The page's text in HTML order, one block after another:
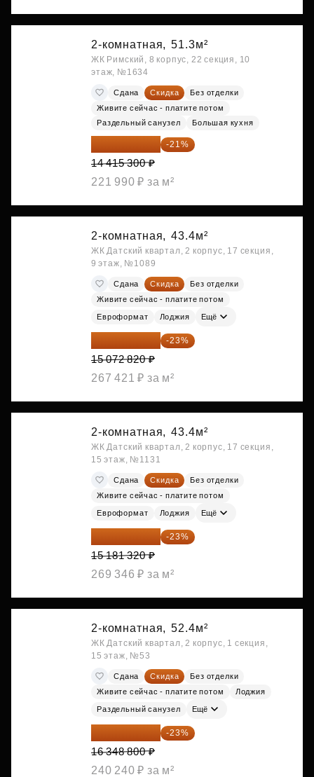
2-комнатная, 51.3м²
ЖК Римский, 8 корпус, 22 секция, 10
этаж, №1634
Сдана Скидка
Без отделки
Живите сейчас - платите потом
Раздельный санузел
Большая кухня
11 388 087 ₽ -21%
14 415 300 ₽
221 990 ₽ за м²
2-комнатная, 43.4м²
ЖК Датский квартал, 2 корпус, 17 секция,
9 этаж, №1089
Сдана Скидка
Без отделки
Живите сейчас - платите потом
Евроформат Лоджия Ещё
11 606 071 ₽ -23%
15 072 820 ₽
267 421 ₽ за м²
2-комнатная, 43.4м²
ЖК Датский квартал, 2 корпус, 17 секция,
15 этаж, №1131
Сдана Скидка
Без отделки
Живите сейчас - платите потом
Евроформат Лоджия Ещё
11 689 616 ₽ -23%
15 181 320 ₽
269 346 ₽ за м²
2-комнатная, 52.4м²
ЖК Датский квартал, 2 корпус, 1 секция,
15 этаж, №53
Сдана Скидка
Без отделки
Живите сейчас - платите потом
Лоджия
Раздельный санузел Ещё
12 588 576 ₽ -23%
16 348 800 ₽
240 240 ₽ за м²